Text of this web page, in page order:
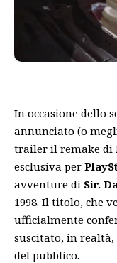
In occasione dello
annunciato (o
trailer il remake di
esclusiva per
avventure di Sir.
1998. Il titolo, che
ufficialmente
suscitato, in
del pubblico.